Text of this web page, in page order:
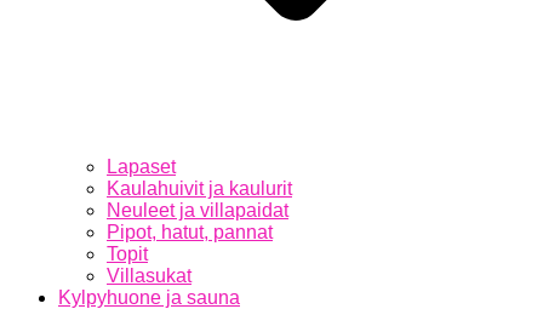
Lapaset
Kaulahuivit ja kaulurit
Neuleet ja villapaidat
Pipot, hatut, pannat
Topit
Villasukat
Kylpyhuone ja sauna